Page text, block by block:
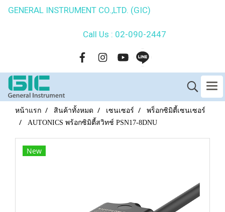
GENERAL INSTRUMENT CO.,LTD. (GIC)
Call Us : 02-090-2447
หน้าแรก สินค้าทั้งหมด เซนเซอร์
พร็อกซิมิตี้เซนเซอร์
AUTONICS พร้อกซิมิตี้สวิทช์ PSN17-8DNU
New